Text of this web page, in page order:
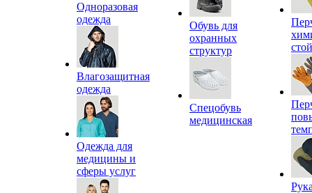
Одноразовая
одежда
Влагозащитная
одежда
Одежда для
медицины и
сферы услуг
Обувь для
охранных
структур
Спецобувь
медицинская